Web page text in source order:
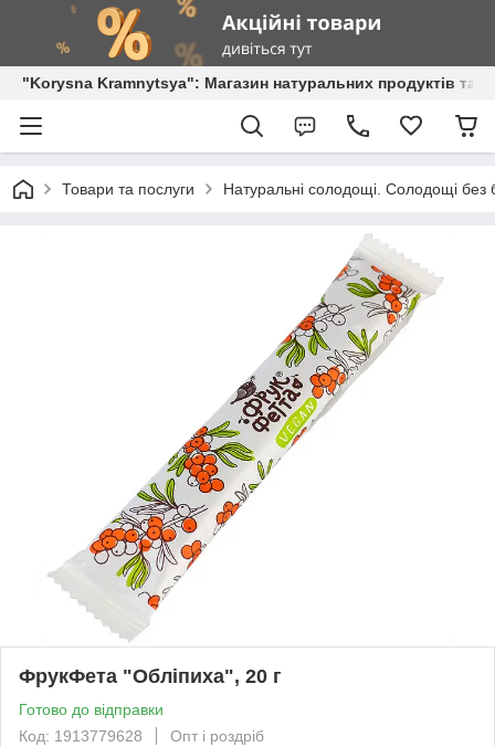
"Korysna Kramnytsya": Магазин натуральних продуктів та
Товари та послуги Натуральні солодощі. Солодощі без
ФрукФета "Обліпиха", 20 г
Готово до відправки
Код: 1913779628
Опт і роздріб